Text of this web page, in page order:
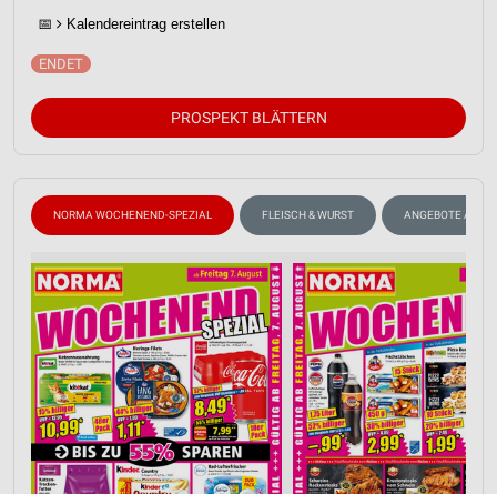
📅 Kalendereintrag erstellen
PROSPEKT BLÄTTERN
NORMA WOCHENEND-SPEZIAL FLEISCH & WURST ANGEBOTE AB